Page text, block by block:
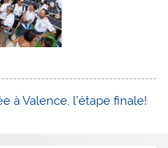
à Valence, l’étape finale!